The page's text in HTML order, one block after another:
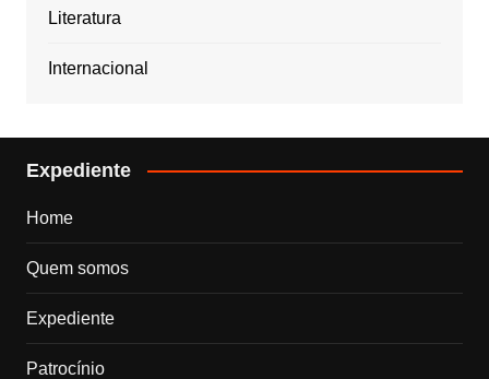
Literatura
Internacional
Expediente
Home
Quem somos
Expediente
Patrocínio